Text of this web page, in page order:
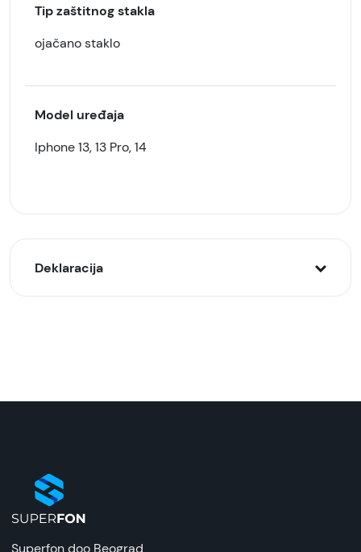
Tip zaštitnog stakla
ojačano staklo
Model uređaja
Iphone 13, 13 Pro, 14
Deklaracija
Zaštitno staklo
EAN:
Zemlja porekla:
Kina
Superfon doo Beograd